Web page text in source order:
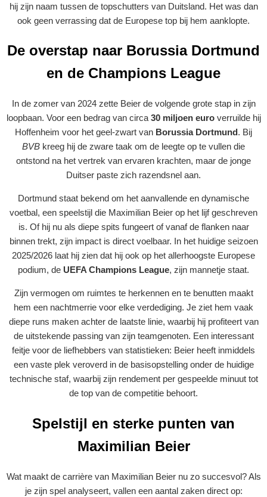
hij zijn naam tussen de topschutters van Duitsland. Het was dan
ook geen verrassing dat de Europese top bij hem aanklopte.
De overstap naar Borussia Dortmund
en de Champions League
In de zomer van 2024 zette Beier de volgende grote stap in zijn
loopbaan. Voor een bedrag van circa 30 miljoen euroverruilde hij
Hoffenheim voor het geel-zwart van Borussia Dortmund. Bij
BVB kreeg hij de zware taak om de leegte op te vullen die
ontstond na het vertrek van ervaren krachten, maar de jonge
Duitser paste zich razendsnel aan.
Dortmund staat bekend om het aanvallende en dynamische
voetbal, een speelstijl die Maximilian Beier op het lijf geschreven
is. Of hij nu als diepe spits fungeert of vanaf de flanken naar
binnen trekt, zijn impact is direct voelbaar. In het huidige seizoen
2025/2026 laat hij zien dat hij ook op het allerhoogste Europese
podium, de UEFA Champions League, zijn mannetje staat.
Zijn vermogen om ruimtes te herkennen en te benutten maakt
hem een nachtmerrie voor elke verdediging. Je ziet hem vaak
diepe runs maken achter de laatste linie, waarbij hij profiteert van
de uitstekende passing van zijn teamgenoten. Een interessant
feitje voor de liefhebbers van statistieken: Beier heeft inmiddels
een vaste plek veroverd in de basisopstelling onder de huidige
technische staf, waarbij zijn rendement per gespeelde minuut tot
de top van de competitie behoort.
Spelstijl en sterke punten van
Maximilian Beier
Wat maakt de carrière van Maximilian Beier nu zo succesvol? Als
je zijn spel analyseert, vallen een aantal zaken direct op: